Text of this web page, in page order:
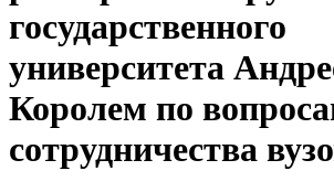
государственного
университета
Королем по
сотрудничества